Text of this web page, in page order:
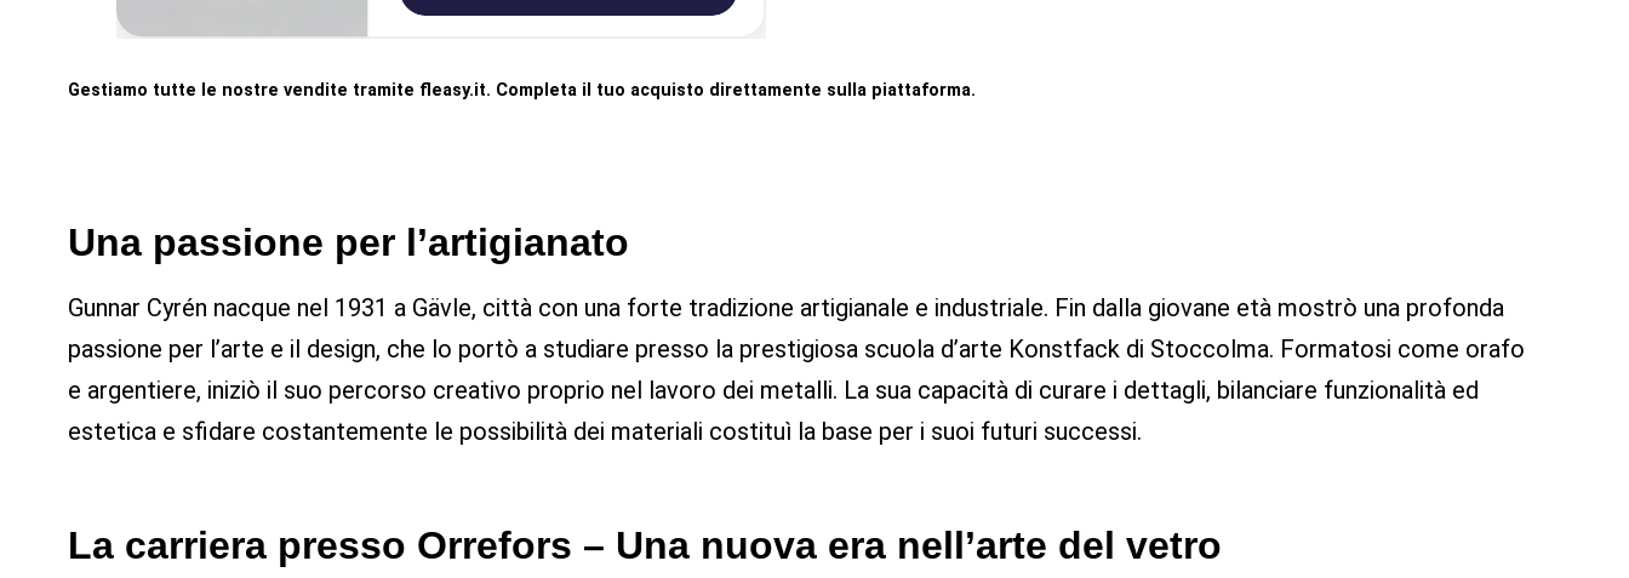
Gestiamo tutte le nostre vendite tramite fleasy.it. Completa il tuo acquisto direttamente sulla piattaforma.
Una passione per l’artigianato
Gunnar Cyrén nacque nel 1931 a Gävle, città con una forte tradizione artigianale e industriale. Fin dalla giovane età mostrò una profonda
passione per l’arte e il design, che lo portò a studiare presso la prestigiosa scuola d’arte Konstfack di Stoccolma. Formatosi come orafo
e argentiere, iniziò il suo percorso creativo proprio nel lavoro dei metalli. La sua capacità di curare i dettagli, bilanciare funzionalità ed
estetica e sfidare costantemente le possibilità dei materiali costituì la base per i suoi futuri successi.
La carriera presso Orrefors – Una nuova era nell’arte del vetro